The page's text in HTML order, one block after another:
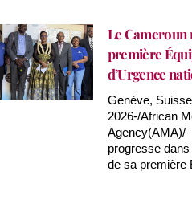
Le Cameroun
première
d’Urgence
Genève,
2026-/African
Agency(AMA)/
progresse
de sa première